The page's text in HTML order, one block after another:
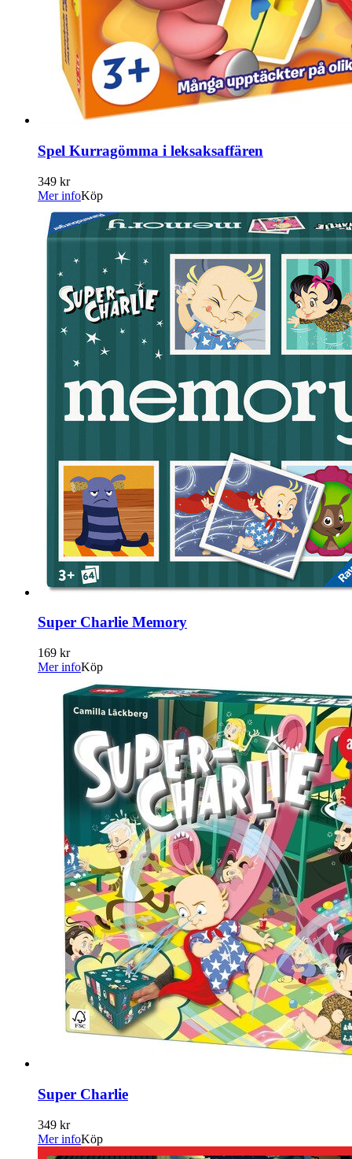
Spel Kurragömma i leksaksaffären
349 kr
Mer infoKöp
Super Charlie Memory
169 kr
Mer infoKöp
Super Charlie
349 kr
Mer infoKöp